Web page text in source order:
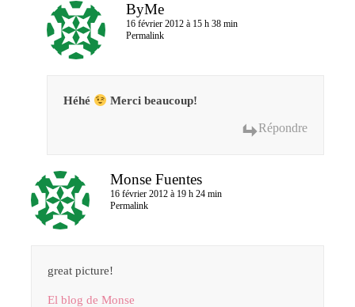
ByMe
16 février 2012 à 15 h 38 min
Permalink
Héhé Merci beaucoup!
Répondre
Monse Fuentes
16 février 2012 à 19 h 24 min
Permalink
great picture!
El blog de Monse